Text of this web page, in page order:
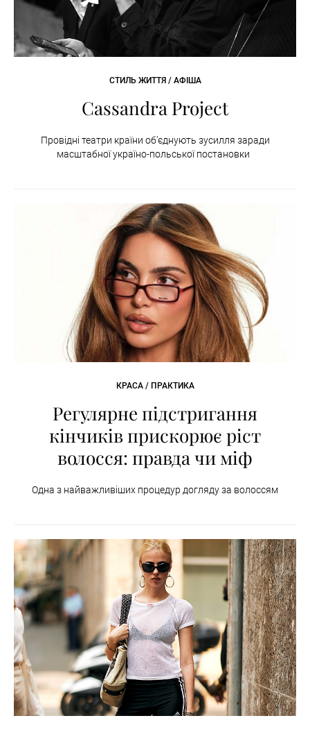
СТИЛЬ ЖИТТЯ / АФІША
Cassandra Project
Провідні театри країни об’єднують зусилля заради
масштабної україно-польської постановки
КРАСА / ПРАКТИКА
Регулярне підстригання
кінчиків прискорює ріст
волосся: правда чи міф
Одна з найважливіших процедур догляду за волоссям